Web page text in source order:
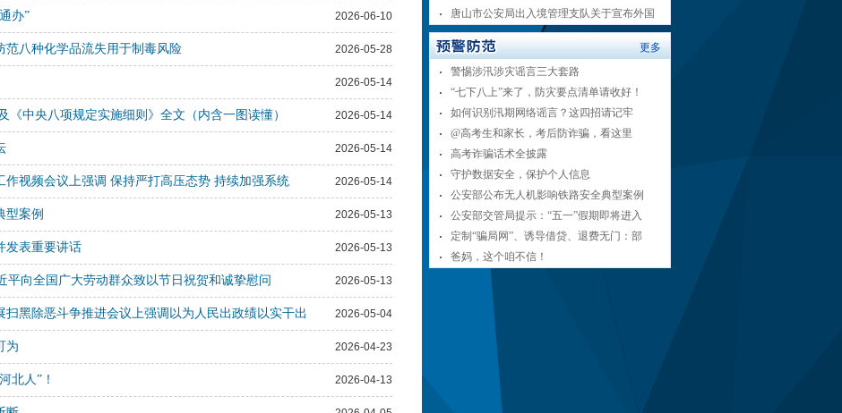
办” 2026-06-10
范八种化学品流失用于制毒风险 2026-05-28
2026-05-14
《中央八项规定实施细则》全文（内含一图读懂） 2026-05-14
2026-05-14
作视频会议上强调 保持严打高压态势 持续加强系统 2026-05-14
型案例 2026-05-13
发表重要讲话 2026-05-13
平向全国广大劳动群众致以节日祝贺和诚挚慰问 2026-05-13
扫黑除恶斗争推进会议上强调以为人民出政绩以实干出 2026-05-04
为 2026-04-23
北人”！ 2026-04-13
唐山市公安局出入境管理支队关于宣布外国
更多
警惕涉汛涉灾谣言三大套路
“七下八上”来了，防灾要点清单请收好！
如何识别汛期网络谣言？这四招请记牢
@高考生和家长，考后防诈骗，看这里
高考诈骗话术全披露
守护数据安全，保护个人信息
公安部公布无人机影响铁路安全典型案例
公安部交管局提示：“五一”假期即将进入
定制“骗局网”、诱导借贷、退费无门：部
爸妈，这个咱不信！